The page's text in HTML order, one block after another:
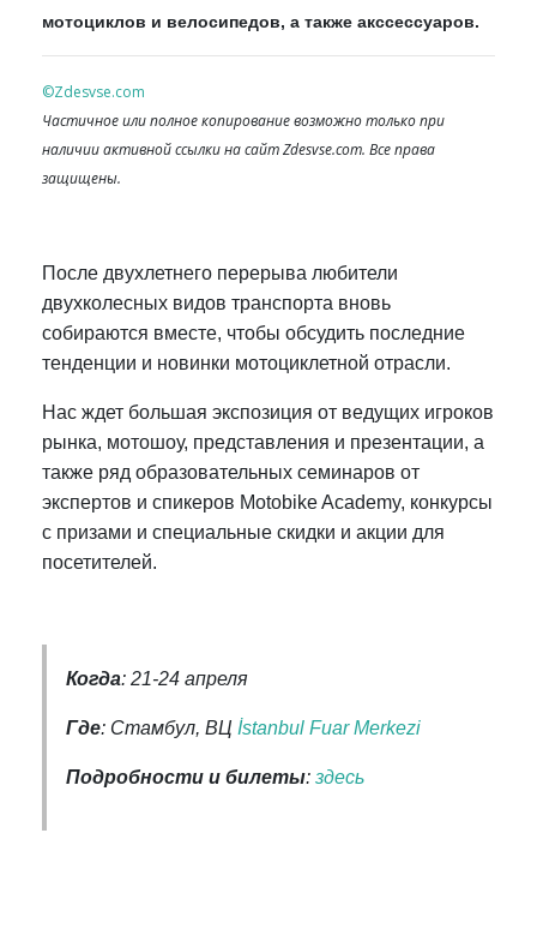
мотоциклов и велосипедов, а также акссессуаров.
©Zdesvse.com
Частичное или полное копирование возможно только при
наличии активной ссылки на сайт Zdesvse.com. Все права
защищены.
После двухлетнего перерыва любители
двухколесных видов транспорта вновь
собираются вместе, чтобы обсудить последние
тенденции и новинки мотоциклетной отрасли.
Нас ждет большая экспозиция от ведущих игроков
рынка, мотошоу, представления и презентации, а
также ряд образовательных семинаров от
экспертов и спикеров Motobike Academy, конкурсы
с призами и специальные скидки и акции для
посетителей.
Когда: 21-24 апреля
Где: Стамбул, ВЦ İstanbul Fuar Merkezi
Подробности и билеты: здесь